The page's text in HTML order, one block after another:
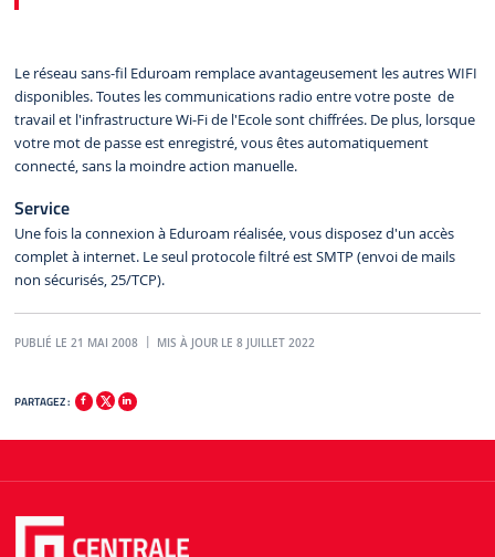
Le réseau sans-fil Eduroam remplace avantageusement les autres WIFI
disponibles. Toutes les communications radio entre votre poste de
travail et l'infrastructure Wi-Fi de l'Ecole sont chiffrées. De plus, lorsque
votre mot de passe est enregistré, vous êtes automatiquement
connecté, sans la moindre action manuelle.
Service
Une fois la connexion à Eduroam réalisée, vous disposez d'un accès
complet à internet. Le seul protocole filtré est SMTP (envoi de mails
non sécurisés, 25/TCP).
PUBLIÉ LE 21 MAI 2008 MIS À JOUR LE 8 JUILLET 2022
PARTAGEZ :